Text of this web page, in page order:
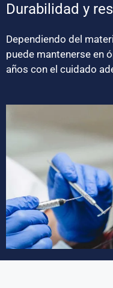
Durabilidad y
Dependiendo del
puede mantenerse en
años con el cuidado